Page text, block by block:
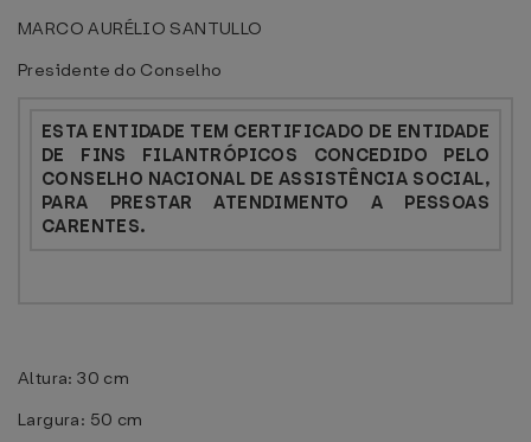
MARCO AURÉLIO SANTULLO
Presidente do Conselho
ESTA ENTIDADE TEM CERTIFICADO DE ENTIDADE
DE FINS FILANTRÓPICOS CONCEDIDO PELO
CONSELHO NACIONAL DE ASSISTÊNCIA SOCIAL,
PARA PRESTAR ATENDIMENTO A PESSOAS
CARENTES.
Altura: 30 cm
Largura: 50 cm